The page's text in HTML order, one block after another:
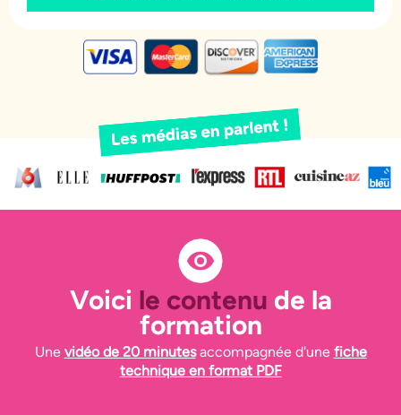
Voici le contenu de la
formation
Une vidéo de 20 minutesaccompagnée d'une fiche
technique en format PDF